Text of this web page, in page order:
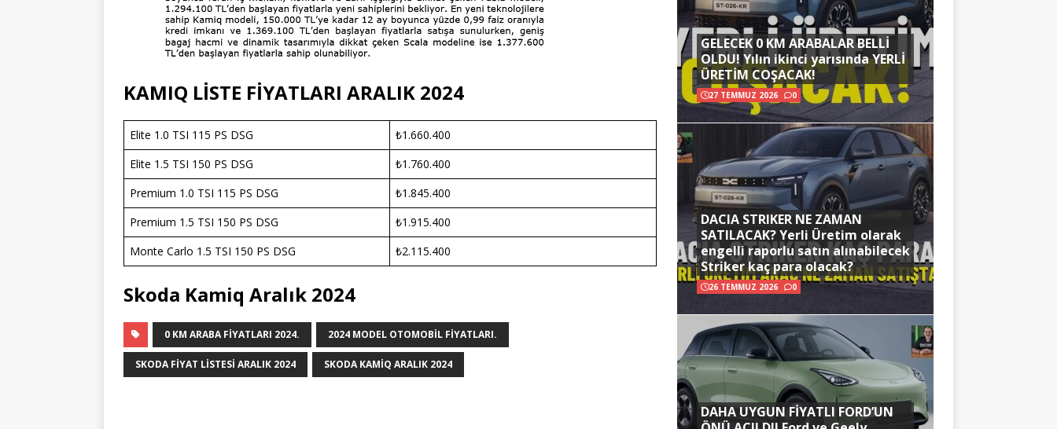
KAMIQ LİSTE FİYATLARI ARALIK 2024
Elite 1.0 TSI 115 PS DSG
₺1.660.400
Elite 1.5 TSI 150 PS DSG
₺1.760.400
Premium 1.0 TSI 115 PS DSG
₺1.845.400
Premium 1.5 TSI 150 PS DSG
₺1.915.400
Monte Carlo 1.5 TSI 150 PS DSG
₺2.115.400
Skoda Kamiq Aralık 2024
0 KM ARABA FIYATLARI 2024. 2024 MODEL OTOMOBIL FIYATLARI.
SKODA FIYAT LISTESI ARALIK 2024 SKODA KAMIQ ARALIK 2024
GELECEK 0 KM ARABALAR BELLİ
OLDU! Yılın ikinci yarısında YERLİ
ÜRETİM COŞACAK!
27 TEMMUZ 2026 0
DACIA STRIKER NE ZAMAN
SATILACAK? Yerli Üretim olarak
engelli raporlu satın alınabilecek
Striker kaç para olacak?
26 TEMMUZ 2026 0
DAHA UYGUN FİYATLI FORD’UN